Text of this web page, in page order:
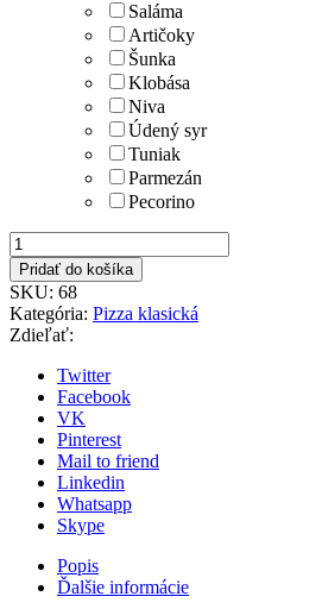
Saláma
Artičoky
Šunka
Klobása
Niva
Údený syr
Tuniak
Parmezán
Pecorino
množstvo
68.
Jojov
Sen
2
Pridať do košíka
SKU: 68
Kategória: Pizza klasická
Zdieľať:
Twitter
Facebook
VK
Pinterest
Mail to friend
Linkedin
Whatsapp
Skype
Popis
Ďalšie informácie